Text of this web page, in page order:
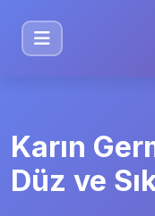
Karın
Düz ve